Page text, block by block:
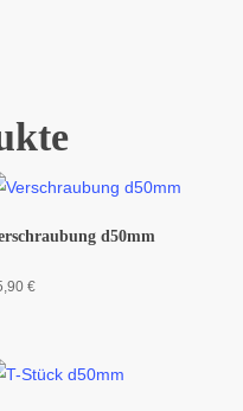
d50mm
€